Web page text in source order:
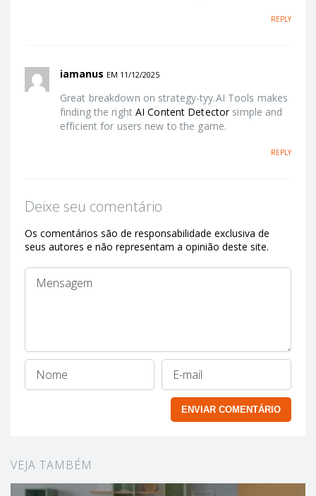
REPLY
iamanus EM 11/12/2025
Great breakdown on strategy-tyy.AI Tools makes
finding the rightAI Content Detectorsimple and
efficient for users new to the game.
REPLY
Deixe seu comentário
Os comentários são de responsabilidade exclusiva de
seus autores e não representam a opinião deste site.
VEJA TAMBÉM